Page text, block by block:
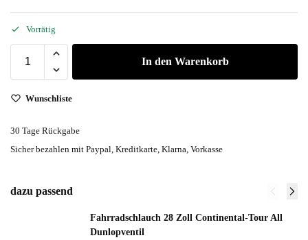
Vorrätig
In den Warenkorb
Wunschliste
30 Tage Rückgabe
Sicher bezahlen mit Paypal, Kreditkarte, Klarna, Vorkasse
dazu passend
Fahrradschlauch 28 Zoll Continental-Tour All
Dunlopventil